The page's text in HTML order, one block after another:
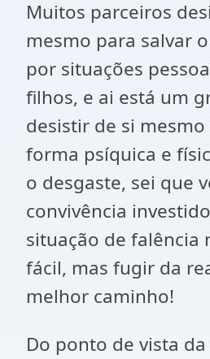
Muitos parceiros
mesmo para salvar
por situações
filhos, e ai está um
desistir de si
forma psíquica e
o desgaste, sei que
convivência
situação de falência
fácil, mas fugir da
melhor caminho!
Do ponto de vista